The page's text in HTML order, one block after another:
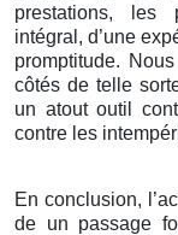
prestations, les
intégral, d’une
promptitude.
côtés de telle
un atout outil
contre les
En conclusion,
de un passage